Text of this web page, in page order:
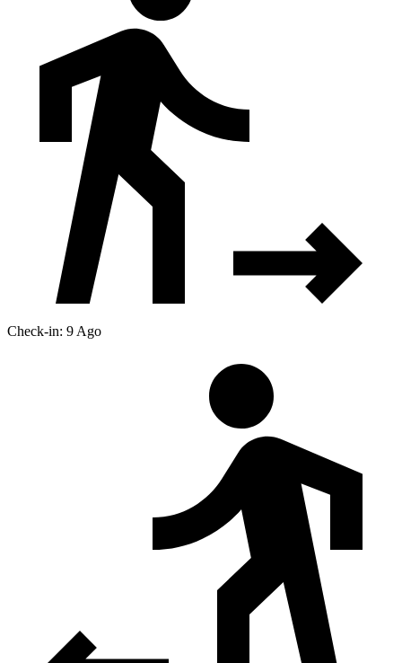
Check-in: 9 Ago